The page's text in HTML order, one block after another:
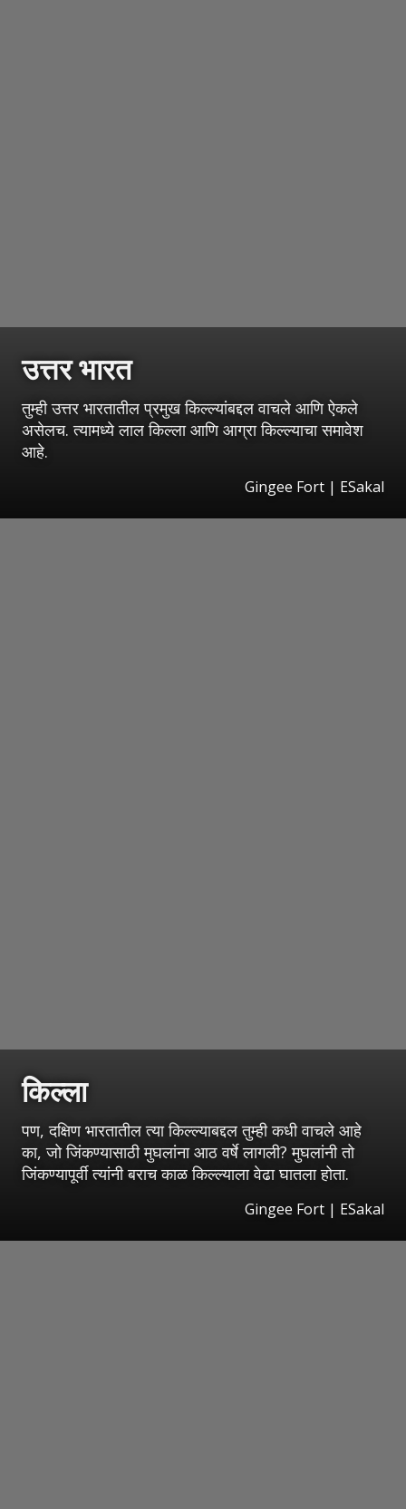
उत्तर भारत
तुम्ही उत्तर भारतातील प्रमुख किल्ल्यांबद्दल वाचले आणि ऐकले
असेलच. त्यामध्ये लाल किल्ला आणि आग्रा किल्ल्याचा समावेश
आहे.
Gingee Fort | ESakal
किल्ला
पण, दक्षिण भारतातील त्या किल्ल्याबद्दल तुम्ही कधी वाचले आहे
का, जो जिंकण्यासाठी मुघलांना आठ वर्षे लागली? मुघलांनी तो
जिंकण्यापूर्वी त्यांनी बराच काळ किल्ल्याला वेढा घातला होता.
Gingee Fort | ESakal